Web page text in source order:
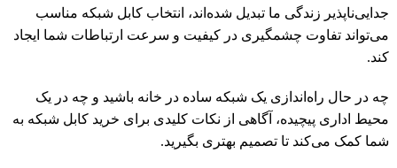
جدایی‌ناپذیر زندگی ما تبدیل شده‌اند، انتخاب کابل شبکه مناسب
می‌تواند تفاوت چشمگیری در کیفیت و سرعت ارتباطات شما ایجاد
کند.
چه در حال راه‌اندازی یک شبکه ساده در خانه باشید و چه در یک
محیط اداری پیچیده، آگاهی از نکات کلیدی برای خرید کابل شبکه به
شما کمک می‌کند تا تصمیم بهتری بگیرید.